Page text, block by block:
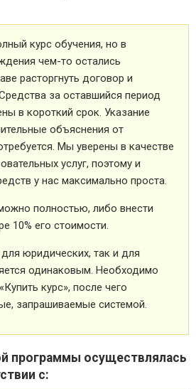
курс обучения, но в
чем-то остались
расторгнуть договор и
за оставшийся период
в короткий срок. Указание
объяснения от
Мы уверены в качестве
услуг, поэтому и
у нас максимально проста.
полностью, либо внести
10% его стоимости.
юридических, так и для
одинаковым. Необходимо
курс», после чего
запрашиваемые системой.
программы осуществлялась
с: